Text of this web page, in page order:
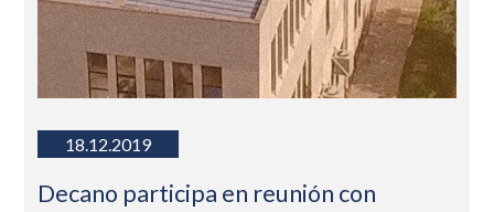
18.12.2019
Decano participa en reunión con